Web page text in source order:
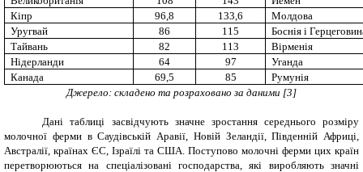
Кіпр
96,8 133,6
Молдова
Уругвай
86 115
Боснія і
Тайвань
82 113
Вірменія
Нідерланди
64 97
Уганда
Канада
69,5 85
Румунія
Джерело: складено та розраховано за даними [3]
Дані таблиці засвідчують значне зростання середнього розміру
молочної ферми в Саудівській Аравії, Новій Зеландії, Південній Африці,
Австралії, країнах ЄС, Ізраїлі та США. Поступово молочні ферми цих країн
перетворюються на спеціалізовані господарства, які виробляють значні